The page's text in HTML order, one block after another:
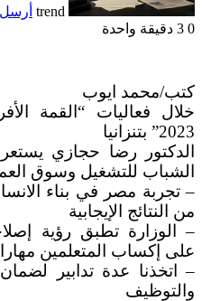
trend أرسل
0
دقيقة واحدة
كتب/محمد ايوب
خلال فعاليات “القمة
2023” بتنزانيا
الدكتور رضا حجازي
الشباب للتشغيل وسوق
– تجربة مصر في بناء
من النتائج الإيجابية
– الوزارة تطبق رؤية
على إكساب المتعلمين
– اتخذنا عدة تدابير
والتوظيف